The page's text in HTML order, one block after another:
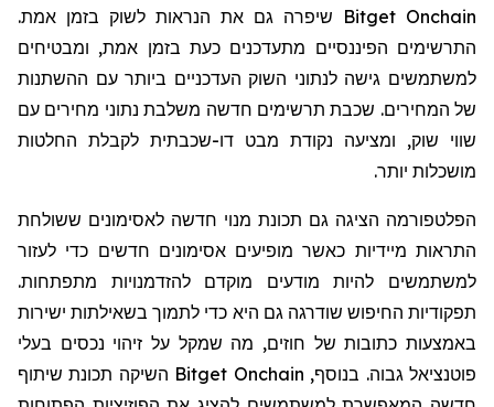
Bitget Onchain שיפרה גם את הנראות לשוק בזמן אמת.
התרשימים הפיננסיים מתעדכנים כעת בזמן אמת, ומבטיחים
למשתמשים גישה לנתוני השוק העדכניים ביותר עם ההשתנות
של המחירים. שכבת תרשימים חדשה משלבת נתוני מחירים עם
שווי שוק, ומציעה נקודת מבט דו-שכבתית לקבלת החלטות
מושכלות יותר.
הפלטפורמה הציגה גם תכונת מנוי חדשה לאסימונים ששולחת
התראות מיידיות כאשר מופיעים אסימונים חדשים כדי לעזור
למשתמשים להיות מודעים מוקדם להזדמנויות מתפתחות.
תפקודיות החיפוש שודרגה גם היא כדי לתמוך בשאילתות ישירות
באמצעות כתובות של חוזים, מה שמקל על זיהוי נכסים בעלי
פוטנציאל גבוה. בנוסף, Bitget Onchain השיקה תכונת שיתוף